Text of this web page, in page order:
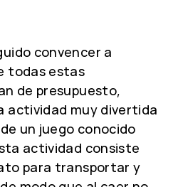
convencer a
todas estas
de presupuesto,
actividad muy divertida
un juego conocido
actividad consiste
para transportar y